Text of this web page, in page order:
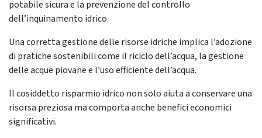
potabile sicura e la prevenzione del controllo
dell’inquinamento idrico.
Una corretta gestione delle risorse idriche implica l’adozione
di pratiche sostenibili come il riciclo dell’acqua, la gestione
delle acque piovane e l’uso efficiente dell’acqua.
Il cosiddetto risparmio idrico non solo aiuta a conservare una
risorsa preziosa ma comporta anche benefici economici
significativi.